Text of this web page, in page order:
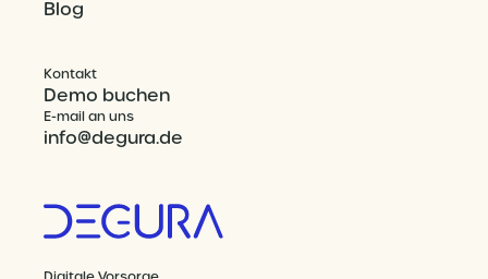
Blog
Kontakt
Demo buchen
E-mail an uns
info@degura.de